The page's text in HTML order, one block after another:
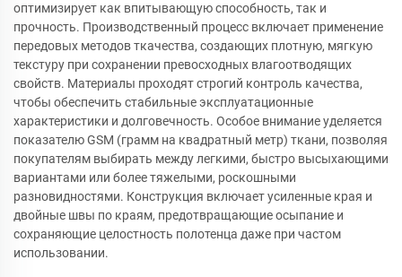
оптимизирует как впитывающую способность, так и
прочность. Производственный процесс включает применение
передовых методов ткачества, создающих плотную, мягкую
текстуру при сохранении превосходных влагоотводящих
свойств. Материалы проходят строгий контроль качества,
чтобы обеспечить стабильные эксплуатационные
характеристики и долговечность. Особое внимание уделяется
показателю GSM (грамм на квадратный метр) ткани, позволяя
покупателям выбирать между легкими, быстро высыхающими
вариантами или более тяжелыми, роскошными
разновидностями. Конструкция включает усиленные края и
двойные швы по краям, предотвращающие осыпание и
сохраняющие целостность полотенца даже при частом
использовании.